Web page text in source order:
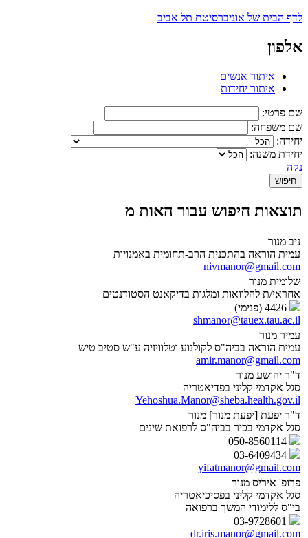
לדף הבית של אוניברסיטת תל אביב
אלפון
איתור אנשים
איתור יחידות
שם פרטי:
שם משפחה:
יחידה:
יחידת משנה:
נקה
תוצאות חיפוש עבור האות מ
ניב מנור
עמית הוראה בהתכנית הרב-תחומית באמנויות
nivmanor@gmail.com
שלומית מנור
אחראי/ת להלוואות ומלגות בדיקאנט הסטודנטים
shmanor@tauex.tau.ac.il
עמיר מנור
עמית הוראה בביה"ס לקולנוע וטלוויזיה ע"ש סטיב טיש
amir.manor@gmail.com
ד"ר יהושע מנור
סגל אקדמי קליני בפדיאטריה
Yehoshua.Manor@sheba.health.gov.il
ד"ר יפעת [יפעת מנור] מנור
סגל אקדמי בכיר בביה"ס לרפואת שינים
yifatmanor@gmail.com
פרופ' איריס מנור
סגל אקדמי קליני בפסיכיאטריה
בי"ס ללימודי המשך ברפואה
dr.iris.manor@gmail.com